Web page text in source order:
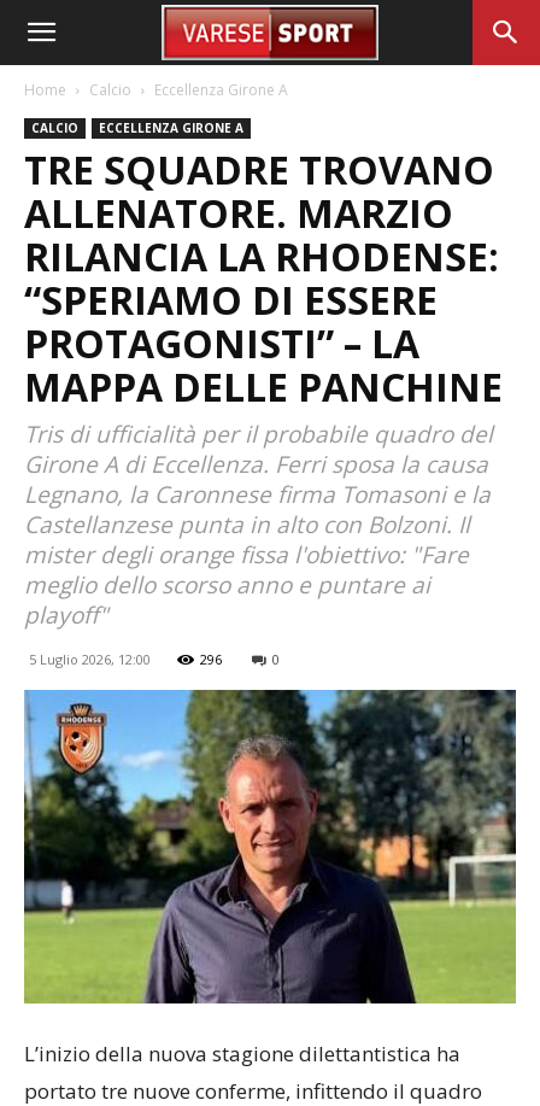
Home Calcio Eccellenza Girone A
CALCIO ECCELLENZA GIRONE A
TRE SQUADRE TROVANO
ALLENATORE. MARZIO
RILANCIA LA RHODENSE:
“SPERIAMO DI ESSERE
PROTAGONISTI” – LA
MAPPA DELLE PANCHINE
Tris di ufficialità per il probabile quadro del
Girone A di Eccellenza. Ferri sposa la causa
Legnano, la Caronnese firma Tomasoni e la
Castellanzese punta in alto con Bolzoni. Il
mister degli orange fissa l'obiettivo: "Fare
meglio dello scorso anno e puntare ai
playoff"
5 Luglio 2026, 12:00 296 0
L’inizio della nuova stagione dilettantistica ha
portato tre nuove conferme, infittendo il quadro